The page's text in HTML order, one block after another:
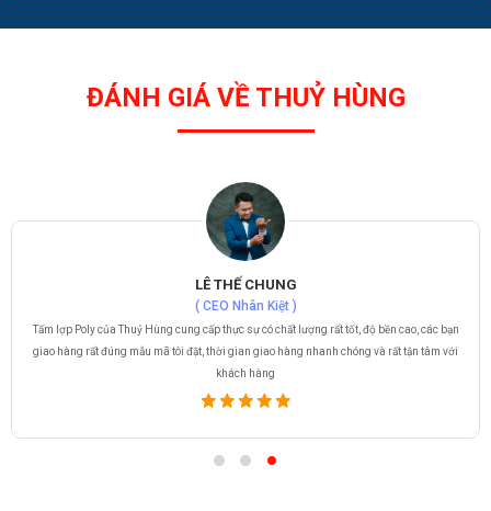
ĐÁNH GIÁ VỀ THUỶ HÙNG
LÊ THẾ CHUNG
( CEO Nhân Kiệt )
Tấm lợp Poly của Thuỷ Hùng cung cấp thực sự có chất lượng rất tốt, độ bền cao, các bạn
giao hàng rất đúng mẫu mã tôi đặt, thời gian giao hàng nhanh chóng và rất tận tâm với
khách hàng